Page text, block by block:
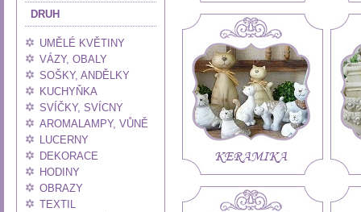
DRUH
UMĚLÉ KVĚTINY
VÁZY, OBALY
SOŠKY, ANDĚLKY
KUCHYŇKA
SVÍČKY, SVÍCNY
AROMALAMPY, VŮNĚ
LUCERNY
DEKORACE
HODINY
OBRAZY
TEXTIL
KERAMIKA